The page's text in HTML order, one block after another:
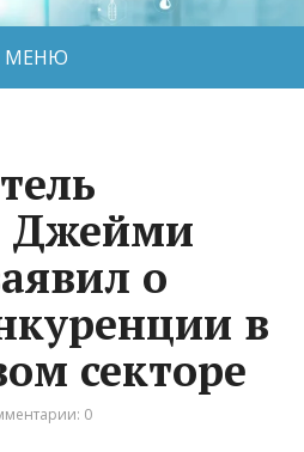
МЕНЮ
Джейми
о
в
секторе
0